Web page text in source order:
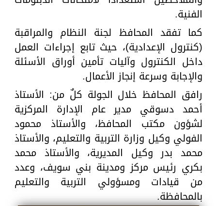
الفنية.
كما تفقد المحافظ لجنة النظام والمراقبة
(كنترول الإعدادية)، حيث تابع إجراءات العمل
داخل الكنترول وآليات تأمين أوراق الأسئلة
والإجابة وسرعة إنجاز الأعمال.
رافق المحافظ خلال الجولة كلٌ من: الأستاذ
أحمد دسوقي مدير عام الإدارة المركزية
لشؤون مكتب المحافظ، والأستاذ محمود
الفولي وكيل وزارة التربية والتعليم، والأستاذ
محمد بدر وكيل المديرية، والأستاذ محمد
بكري رئيس مركز ومدينة بني سويف، وعدد
من قيادات ومسؤولي التربية والتعليم
بالمحافظة.